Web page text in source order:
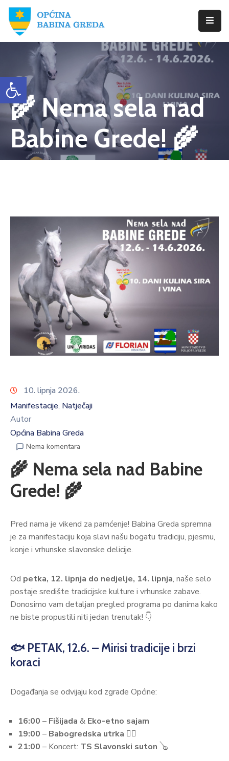
Open toolbar
Početna
Greda
Istražite
Novosti
Dokumenti
🌾 Nema sela nad
Babine Grede! 🌾
10. lipnja 2026.
Manifestacije‚ Natječaji
Autor
Općina Babina Greda
Nema komentara
🌾 Nema sela nad Babine
Grede! 🌾
Pred nama je vikend za pamćenje! Babina Greda spremna
je za manifestaciju koja slavi našu bogatu tradiciju, pjesmu,
konje i vrhunske slavonske delicije.
Od petka, 12. lipnja do nedjelje, 14. lipnja, naše selo
postaje središte tradicijske kulture i vrhunske zabave.
Donosimo vam detaljan pregled programa po danima kako
ne biste propustili niti jedan trenutak! 👇
🐟 PETAK, 12.6. – Mirisi tradicije i brzi
koraci
Događanja se odvijaju kod zgrade Općine:
16:00 – Fišijada & Eko-etno sajam
19:00 – Babogredska utrka 🏃‍♂️
21:00 – Koncert: TS Slavonski suton 🪕